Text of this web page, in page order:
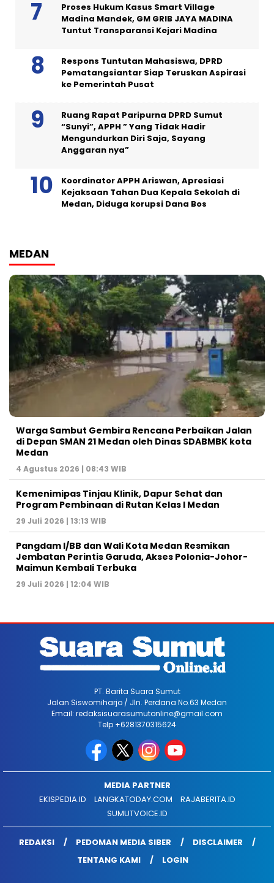
Proses Hukum Kasus Smart Village
Madina Mandek, GM GRIB JAYA MADINA
Tuntut Transparansi Kejari Madina
Respons Tuntutan Mahasiswa, DPRD
Pematangsiantar Siap Teruskan Aspirasi
ke Pemerintah Pusat
Ruang Rapat Paripurna DPRD Sumut
“Sunyi”, APPH ” Yang Tidak Hadir
Mengundurkan Diri Saja, Sayang
Anggaran nya”
Koordinator APPH Ariswan, Apresiasi
Kejaksaan Tahan Dua Kepala Sekolah di
Medan, Diduga korupsi Dana Bos
MEDAN
Warga Sambut Gembira Rencana Perbaikan Jalan
di Depan SMAN 21 Medan oleh Dinas SDABMBK kota
Medan
4 Agustus 2026 | 08:43 WIB
Kemenimipas Tinjau Klinik, Dapur Sehat dan
Program Pembinaan di Rutan Kelas I Medan
29 Juli 2026 | 13:13 WIB
Pangdam I/BB dan Wali Kota Medan Resmikan
Jembatan Perintis Garuda, Akses Polonia-Johor-
Maimun Kembali Terbuka
29 Juli 2026 | 12:04 WIB
PT. Barita Suara Sumut
Jalan Siswomiharjo / Jln. Perdana No.63 Medan
Email: redaksisuarasumutonline@gmail.com
Telp +6281370315624
MEDIA PARTNER
EKISPEDIA.ID
LANGKATODAY.COM
RAJABERITA.ID
SUMUTVOICE.ID
REDAKSI PEDOMAN MEDIA SIBER
DISCLAIMER
TENTANG KAMI
LOGIN